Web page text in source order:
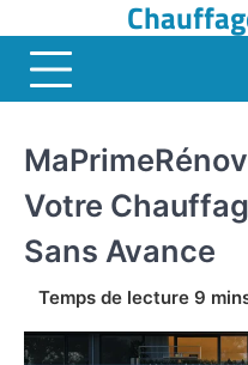
to
content
Votre
Sans Avance